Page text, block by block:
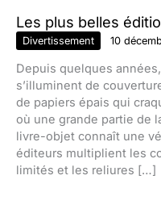
Les plus belles
Divertissement 10
Depuis quelques
s’illuminent de
de papiers épais qui
où une grande partie de
livre-objet connaît une
éditeurs multiplient les
limités et les reliures […]